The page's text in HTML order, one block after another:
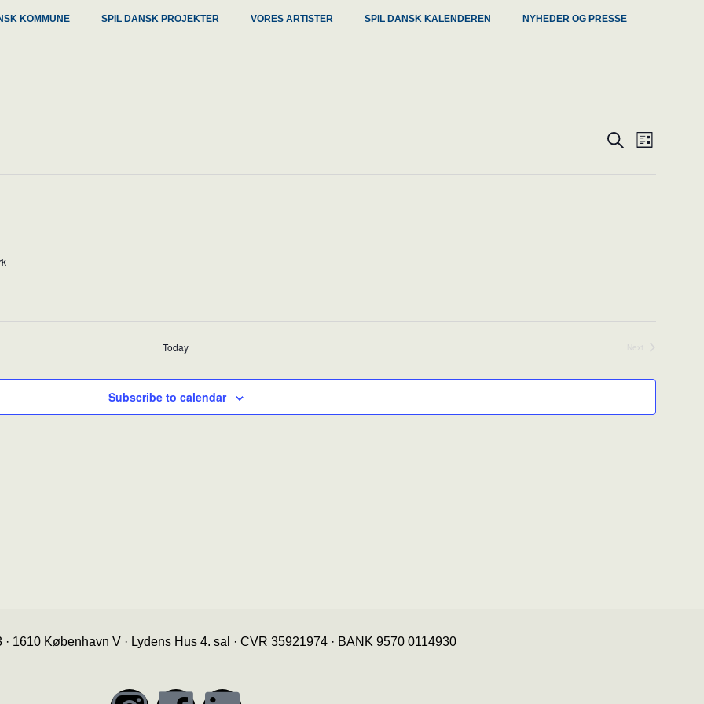
KOMMUNE SPIL DANSK PROJEKTER VORES ARTISTER SPIL DANSK KALENDEREN NYHEDER OG PRESSE
Events
SearchEvent
List
Today
Subscribe to calendar
1610 København V · Lydens Hus 4. sal · CVR 35921974 · BANK 9570 0114930